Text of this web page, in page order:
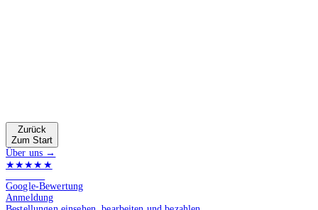
Zurück
Zum Start
Über uns →
★★★★★
Google-Bewertung
Anmeldung